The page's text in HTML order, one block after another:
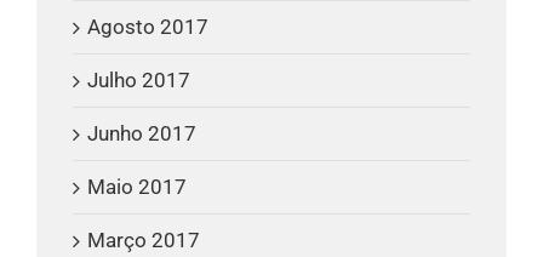
Agosto 2017
Julho 2017
Junho 2017
Maio 2017
Março 2017